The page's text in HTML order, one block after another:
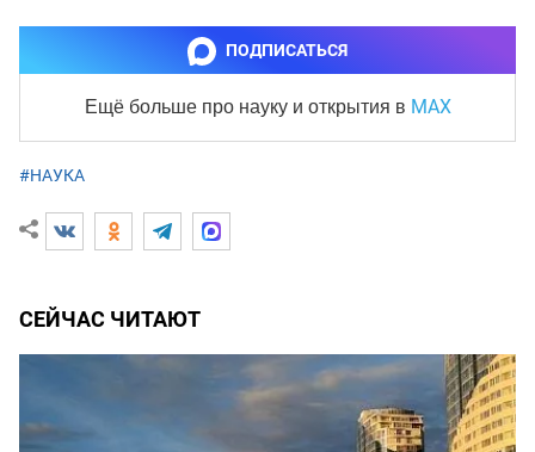
ПОДПИСАТЬСЯ
Ещё больше про науку и открытия в MAX
#НАУКА
СЕЙЧАС ЧИТАЮТ